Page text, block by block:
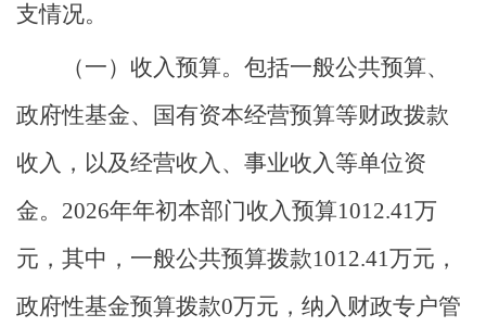
支情况。
（一）收入预算。 包括一般公共预算、
政府性基金、国有资本经营预算等财政拨款
收入，以及经营收入、事业收入等单位资
金。 2026年年初本部门收入预算1012.41万
元，其中，一般公共预算拨款1012.41万元，
政府性基金预算拨款0万元， 纳入财政专户管